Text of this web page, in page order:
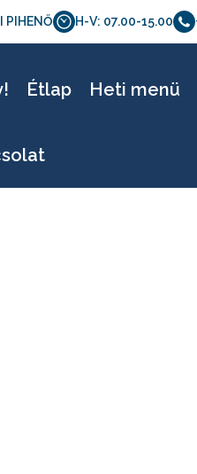
PIHENŐ H-V: 07.00-15.00
Étlap Heti menü